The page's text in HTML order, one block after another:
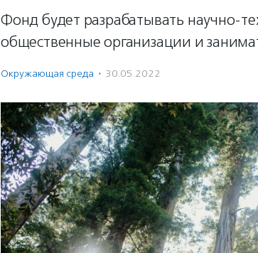
Фонд будет разрабатывать научно-
общественные организации и
Окружающая среда · 30.05.2022